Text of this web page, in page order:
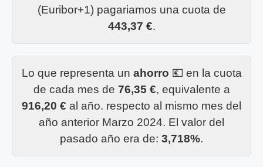
(Euribor+1) pagariamos una cuota de
443,37 €.
Lo que representa un ahorro 💶 en la cuota
de cada mes de 76,35 €, equivalente a
916,20 € al año. respecto al mismo mes del
año anterior Marzo 2024. El valor del
pasado año era de: 3,718%.